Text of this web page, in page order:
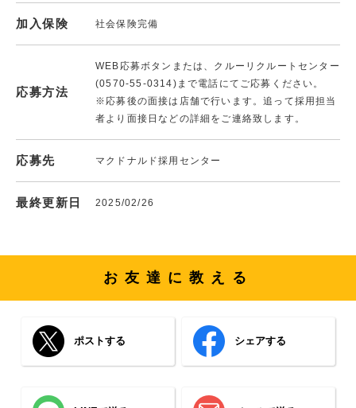
加入保険 社会保険完備
応募方法
WEB応募ボタンまたは、クルーリクルートセンター
(0570-55-0314)まで電話にてご応募ください。
※応募後の面接は店舗で行います。追って採用担当
者より面接日などの詳細をご連絡致します。
応募先 マクドナルド採用センター
最終更新日 2025/02/26
お友達に教える
ポストする シェアする